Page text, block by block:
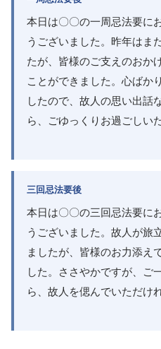
本日は〇〇の一周忌法要に
うございました。昨年はま
たが、皆様のご支えのおか
ことができました。心ばか
したので、故人の思い出話
ら、ごゆっくりお過ごしい
三回忌法要後
本日は〇〇の三回忌法要に
うございました。故人が旅
ましたが、皆様のお力添え
した。ささやかですが、ご
ら、故人を偲んでいただけ